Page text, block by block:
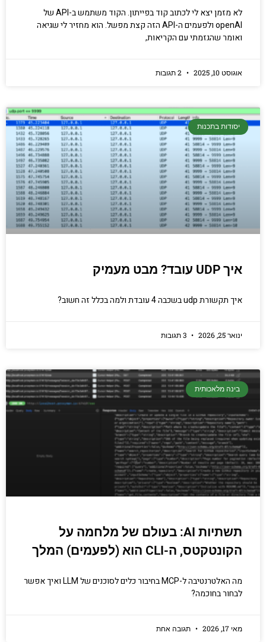
לא מזמן יצא לי לכתוב קוד בפייתון. הקוד משתמש ב-API של
openAI ולפעמים ה-API הזה קצת מפשל. הוא מחזיר לי שגיאה
ואומר שהגזמתי עם הקריאות,
אוגוסט 10, 2025
יסודות בתכנות
איך UDP עובד? מבט מעמיק
איך תקשורת udp בשכבה 4 עובדת ולמה בכלל זה חשוב?
ינואר 25, 2026
בינה מלאכותית
תשתיות AI: בעולם של מלחמה על
הקונטקטס, ה-CLI הוא (לפעמים) המלך
מה האלטרנטיבה ל-MCP בחיבור כלים לסוכנים של LLM ואיך אפשר
לבחור בחוכמה?
מאי 17, 2026 תגובה אחת